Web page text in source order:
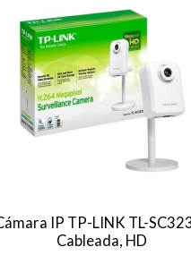
IP TP-LINK TL-
Cableada, HD